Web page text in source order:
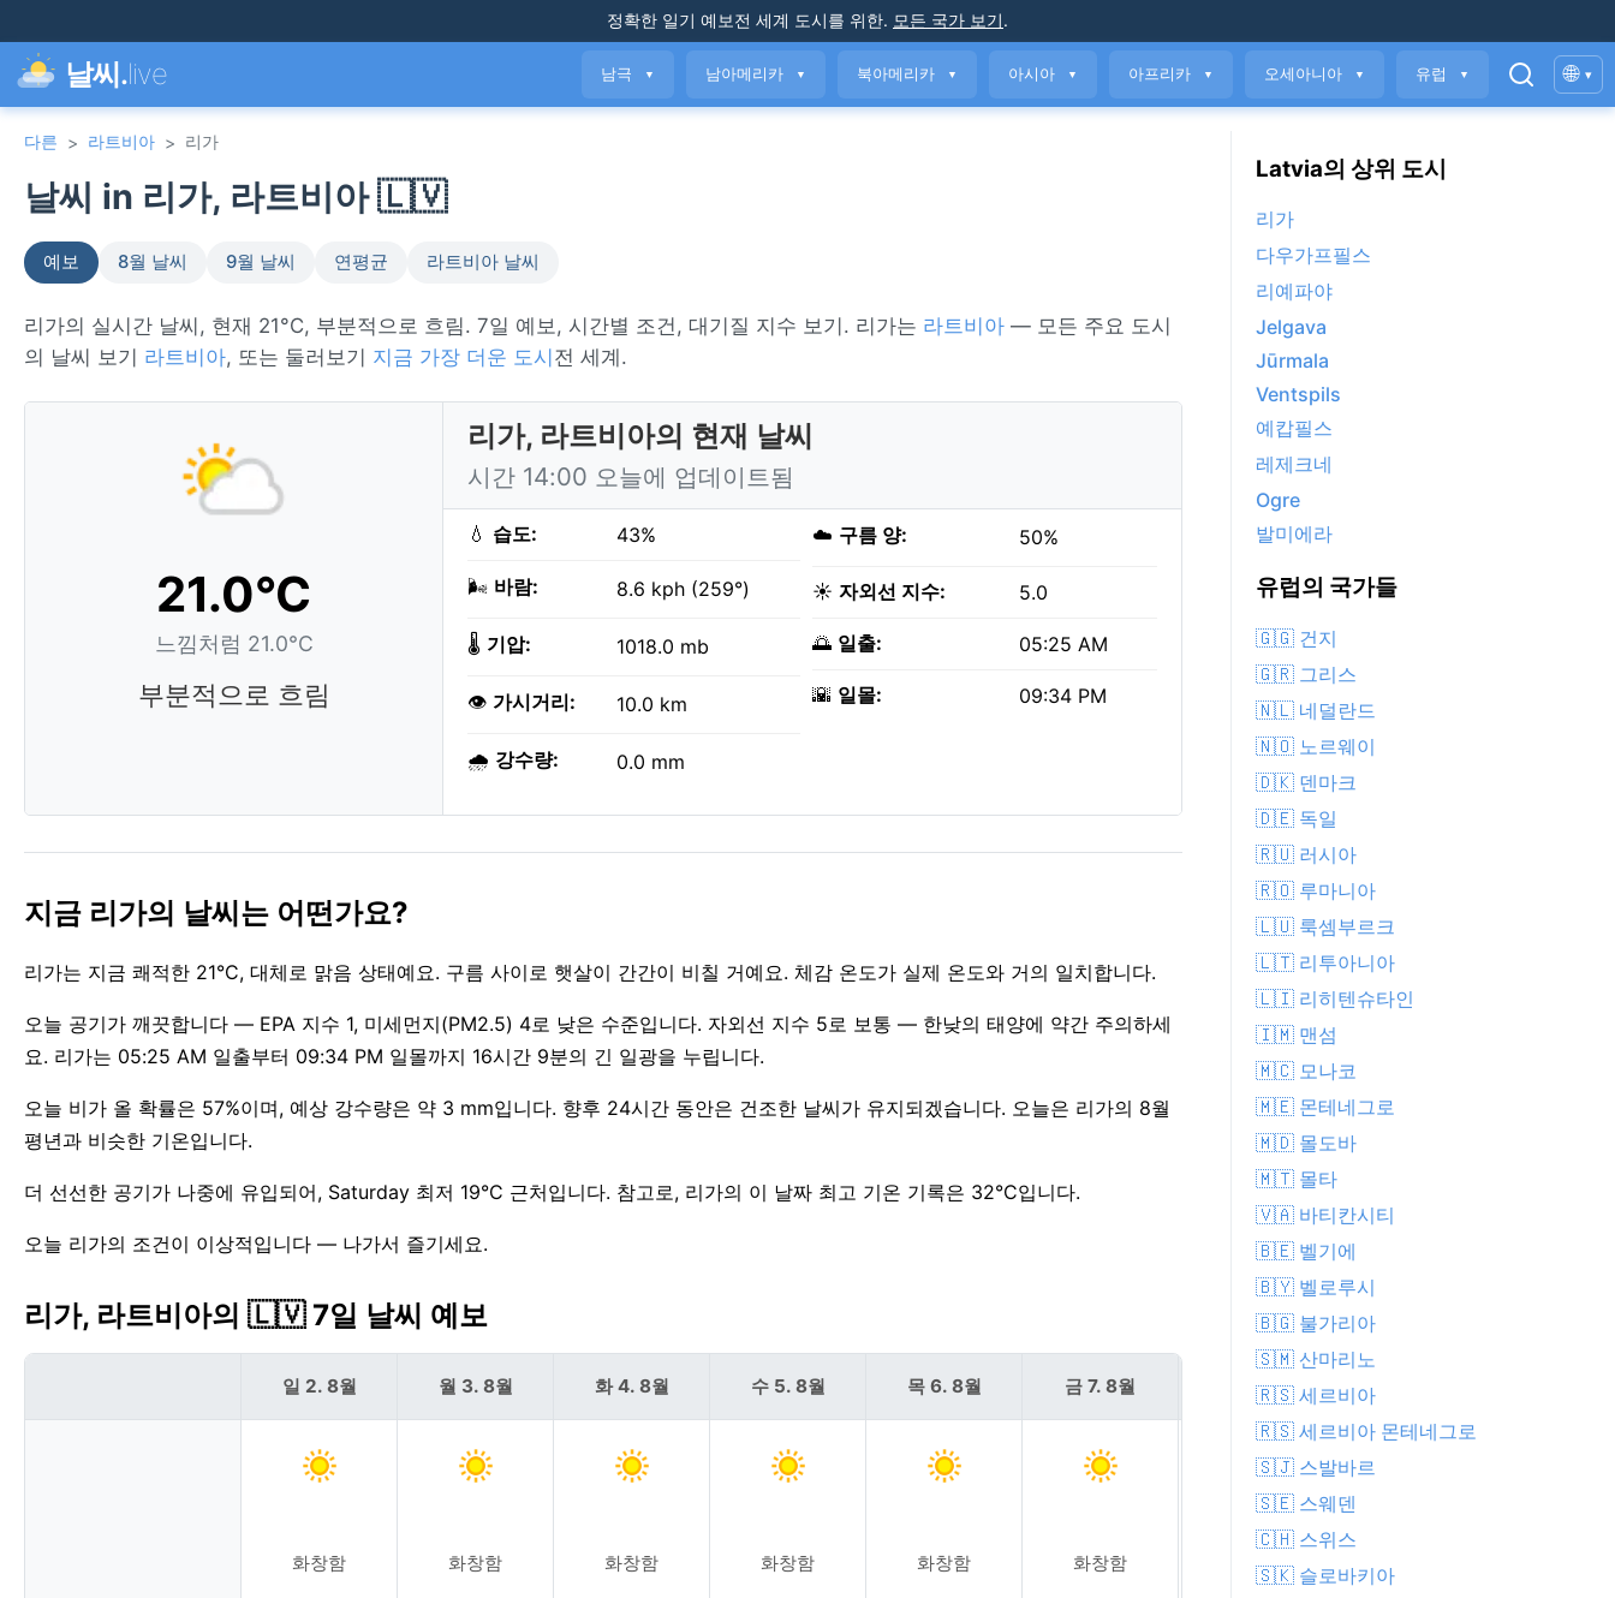
정확한 일기 예보전 세계 도시를 위한. 모든 국가 보기.
날씨.live 남극 ▼ 남아메리카 ▼ 북아메리카 ▼ 아시아 ▼ 아프리카 ▼ 오세아니아 ▼ 유럽 ▼ 🌐 ▾
다른 > 라트비아 > 리가
날씨 in 리가, 라트비아 🇱🇻
예보 8월 날씨 9월 날씨 연평균 라트비아 날씨
리가의 실시간 날씨, 현재 21°C, 부분적으로 흐림. 7일 예보, 시간별 조건, 대기질 지수 보기. 리가는 라트비아 — 모든 주요 도시
의 날씨 보기 라트비아, 또는 둘러보기 지금 가장 더운 도시 전 세계.
21.0°C
느낌처럼 21.0°C
부분적으로 흐림
리가, 라트비아의 현재 날씨
시간 14:00 오늘에 업데이트됨
💧 습도: 43%
🌬️ 바람: 8.6 kph (259°)
🌡️ 기압: 1018.0 mb
👁️ 가시거리: 10.0 km
🌧️ 강수량: 0.0 mm
☁️ 구름 양: 50%
☀️ 자외선 지수: 5.0
🌅 일출: 05:25 AM
🌇 일몰: 09:34 PM
지금 리가의 날씨는 어떤가요?
리가는 지금 쾌적한 21°C, 대체로 맑음 상태예요. 구름 사이로 햇살이 간간이 비칠 거예요. 체감 온도가 실제 온도와 거의 일치합니다.
오늘 공기가 깨끗합니다 — EPA 지수 1, 미세먼지(PM2.5) 4로 낮은 수준입니다. 자외선 지수 5로 보통 — 한낮의 태양에 약간 주의하세
요. 리가는 05:25 AM 일출부터 09:34 PM 일몰까지 16시간 9분의 긴 일광을 누립니다.
오늘 비가 올 확률은 57%이며, 예상 강수량은 약 3 mm입니다. 향후 24시간 동안은 건조한 날씨가 유지되겠습니다. 오늘은 리가의 8월
평년과 비슷한 기온입니다.
더 선선한 공기가 나중에 유입되어, Saturday 최저 19°C 근처입니다. 참고로, 리가의 이 날짜 최고 기온 기록은 32°C입니다.
오늘 리가의 조건이 이상적입니다 — 나가서 즐기세요.
리가, 라트비아의 🇱🇻 7일 날씨 예보
일 2. 8월
화창함
월 3. 8월
화창함
화 4. 8월
화창함
수 5. 8월
화창함
목 6. 8월
화창함
금 7. 8월
화창함
토 8. 8월
가벼운 소나기
Latvia의 상위 도시
리가
다우가프필스
리예파야
Jelgava
Jūrmala
Ventspils
예캅필스
레제크네
Ogre
발미에라
유럽의 국가들
🇬🇬 건지
🇬🇷 그리스
🇳🇱 네덜란드
🇳🇴 노르웨이
🇩🇰 덴마크
🇩🇪 독일
🇷🇺 러시아
🇷🇴 루마니아
🇱🇺 룩셈부르크
🇱🇹 리투아니아
🇱🇮 리히텐슈타인
🇮🇲 맨섬
🇲🇨 모나코
🇲🇪 몬테네그로
🇲🇩 몰도바
🇲🇹 몰타
🇻🇦 바티칸시티
🇧🇪 벨기에
🇧🇾 벨로루시
🇧🇬 불가리아
🇸🇲 산마리노
🇷🇸 세르비아
🇷🇸 세르비아 몬테네그로
🇸🇯 스발바르
🇸🇪 스웨덴
🇨🇭 스위스
🇸🇰 슬로바키아